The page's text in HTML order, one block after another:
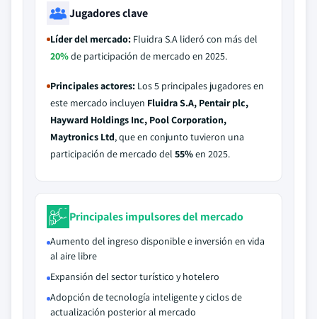
Jugadores clave
Líder del mercado: Fluidra S.A lideró con más del
20%de participación de mercado en 2025.
Principales actores: Los 5 principales jugadores en
este mercado incluyen Fluidra S.A, Pentair plc,
Hayward Holdings Inc, Pool Corporation,
Maytronics Ltd, que en conjunto tuvieron una
participación de mercado del 55%en 2025.
Principales impulsores del mercado
Aumento del ingreso disponible e inversión en vida
al aire libre
Expansión del sector turístico y hotelero
Adopción de tecnología inteligente y ciclos de
actualización posterior al mercado